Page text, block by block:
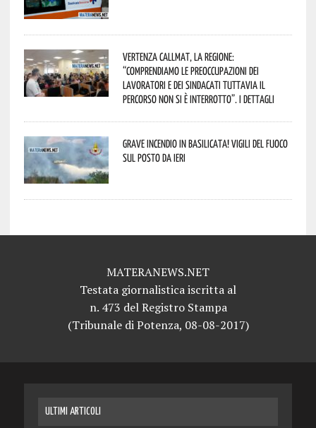
Vertenza CallMat, la Regione:
“comprendiamo le preoccupazioni dei
lavoratori e dei sindacati tuttavia il
percorso non si è interrotto”. I dettagli
Grave incendio in Basilicata! Vigili del fuoco
sul posto da ieri
MATERANEWS.NET
Testata giornalistica iscritta al
n. 473 del Registro Stampa
(Tribunale di Potenza, 08-08-2017)
ULTIMI ARTICOLI